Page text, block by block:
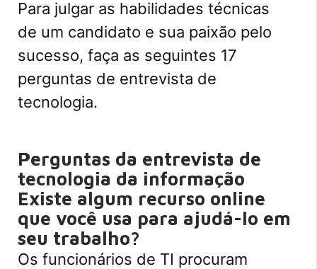
Para julgar as habilidades técnicas
de um candidato e sua paixão pelo
sucesso, faça as seguintes 17
perguntas de entrevista de
tecnologia.
Perguntas da entrevista de
tecnologia da informação
Existe algum recurso online
que você usa para ajudá-lo em
seu trabalho?
Os funcionários de TI procuram